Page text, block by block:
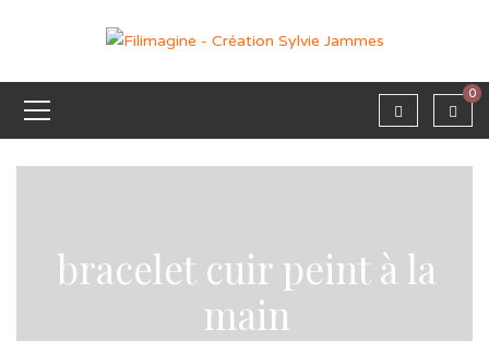
0
bracelet cuir peint à la
main